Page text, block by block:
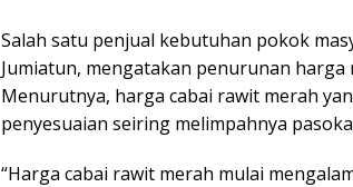
Salah satu penjual kebutuhan pokok
Jumiatun, mengatakan penurunan
Menurutnya, harga cabai rawit merah
penyesuaian seiring melimpahnya
“Harga cabai rawit merah mulai